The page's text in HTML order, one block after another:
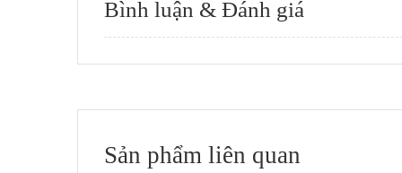
Bình luận & Đánh giá
Sản phẩm liên quan